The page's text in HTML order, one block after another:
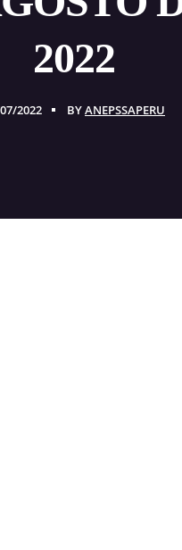
2022
2022 BYANEPSSAPERU